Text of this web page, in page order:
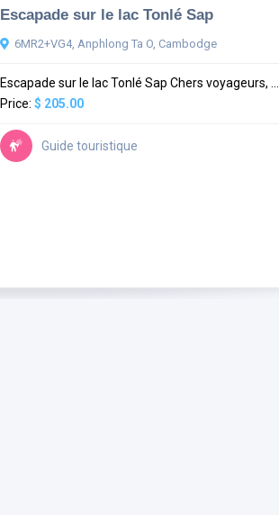
Escapade sur le lac Tonlé Sap
6MR2+VG4, Anphlong Ta O, Cambodge
Escapade sur le lac Tonlé Sap Chers voyageurs, ...
Price: $ 205.00
Guide touristique